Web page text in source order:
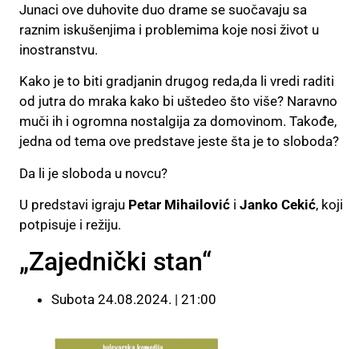
Junaci ove duhovite duo drame se suočavaju sa
raznim iskušenjima i problemima koje nosi život u
inostranstvu.
Kako je to biti gradjanin drugog reda,da li vredi raditi
od jutra do mraka kako bi uštedeo što više? Naravno
muči ih i ogromna nostalgija za domovinom. Takođe,
jedna od tema ove predstave jeste šta je to sloboda?
Da li je sloboda u novcu?
U predstavi igraju Petar Mihailović i Janko Cekić, koji
potpisuje i režiju.
„Zajednički stan“
Subota 24.08.2024. | 21:00